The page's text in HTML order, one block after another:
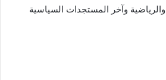
والرياضية وآخر المستجدات السياسية